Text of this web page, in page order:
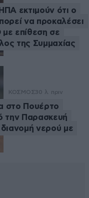
εκτιμούν ότι ο
να προκαλέσει
επίθεση σε
της Συμμαχίας
ΚΟΣΜΟΣ30 λ. πριν
στο Πουέρτο
την Παρασκευή
διανομή νερού με